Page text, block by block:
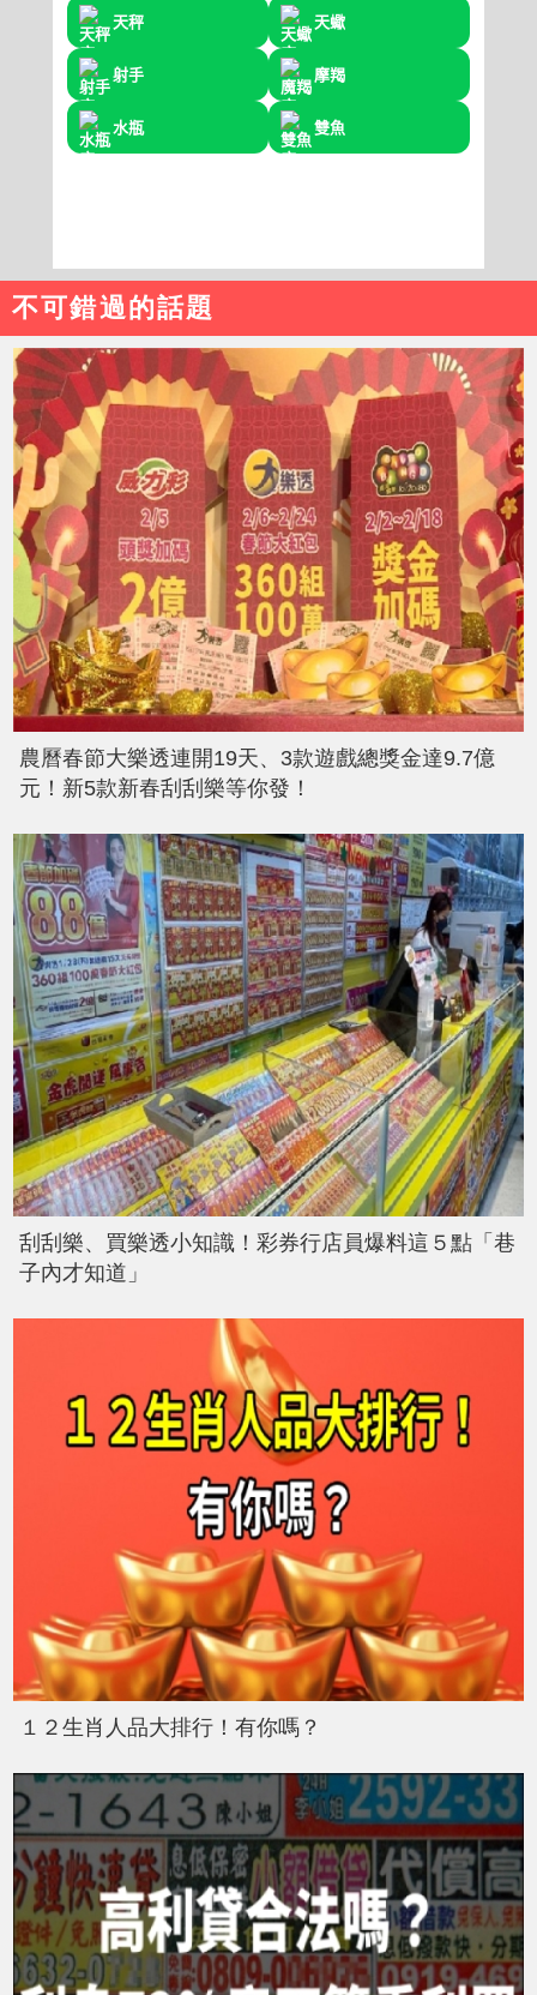
不可錯過的話題
農曆春節大樂透連開19天、3款遊戲總獎金達9.7億
元！新5款新春刮刮樂等你發！
刮刮樂、買樂透小知識！彩券行店員爆料這５點「巷
子內才知道」
１２生肖人品大排行！有你嗎？